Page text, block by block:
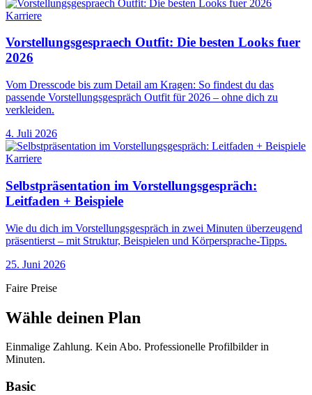
Karriere
Vorstellungsgespraech Outfit: Die besten Looks fuer
2026
Vom Dresscode bis zum Detail am Kragen: So findest du das
passende Vorstellungsgespräch Outfit für 2026 – ohne dich zu
verkleiden.
4. Juli 2026
Karriere
Selbstpräsentation im Vorstellungsgespräch:
Leitfaden + Beispiele
Wie du dich im Vorstellungsgespräch in zwei Minuten überzeugend
präsentierst – mit Struktur, Beispielen und Körpersprache-Tipps.
25. Juni 2026
Faire Preise
Wähle deinen Plan
Einmalige Zahlung. Kein Abo. Professionelle Profilbilder in
Minuten.
Basic